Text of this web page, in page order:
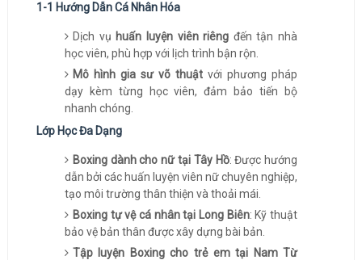
1-1 Hướng Dẫn Cá Nhân Hóa
Dịch vụ huấn luyện viên riêng đến tận nhà
học viên, phù hợp với lịch trình bận rộn.
Mô hình gia sư võ thuật với phương pháp
dạy kèm từng học viên, đảm bảo tiến bộ
nhanh chóng.
Lớp Học Đa Dạng
Boxing dành cho nữ tại Tây Hồ: Được hướng
dẫn bởi các huấn luyện viên nữ chuyên nghiệp,
tạo môi trường thân thiện và thoải mái.
Boxing tự vệ cá nhân tại Long Biên: Kỹ thuật
bảo vệ bản thân được xây dựng bài bản.
Tập luyện Boxing cho trẻ em tại Nam Từ